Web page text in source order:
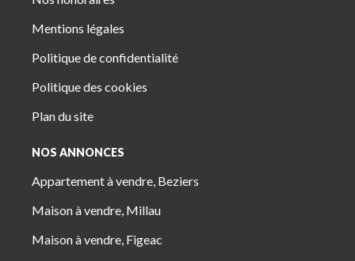
Mentions légales
Politique de confidentialité
Politique des cookies
Plan du site
NOS ANNONCES
Appartement à vendre, Beziers
Maison à vendre, Millau
Maison à vendre, Figeac